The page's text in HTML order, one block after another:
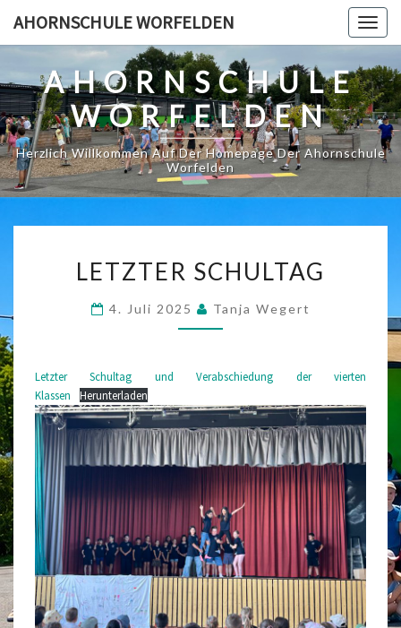
AHORNSCHULE WORFELDEN
AHORNSCHULE
WORFELDEN
Herzlich Willkommen Auf Der Homepage Der Ahornschule
Worfelden
SCHULTAG
LETZTER SCHULTAG
4. Juli 2025 Tanja Wegert
Letzter Schultag und Verabschiedung der vierten
Klassen
Herunterladen